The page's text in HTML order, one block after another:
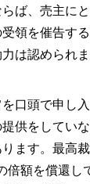
ば、売主に
領を催告す
は認められま
口頭で申し
供をしてい
ます。最高
倍額を償還し